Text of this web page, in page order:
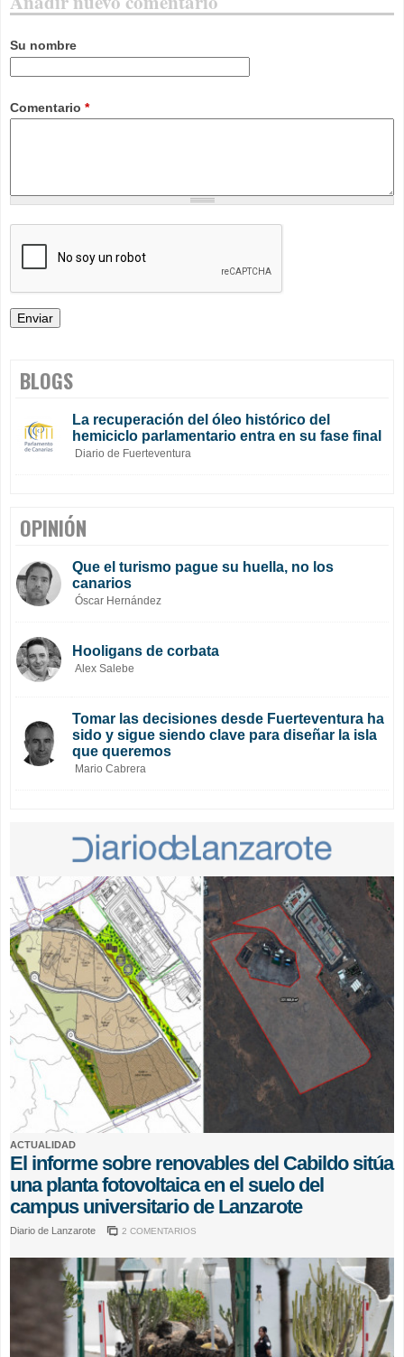
Su nombre
Comentario *
BLOGS
La recuperación del óleo histórico del
hemiciclo parlamentario entra en su fase final
Diario de Fuerteventura
OPINIÓN
Que el turismo pague su huella, no los
canarios
Óscar Hernández
Hooligans de corbata
Alex Salebe
Tomar las decisiones desde Fuerteventura ha
sido y sigue siendo clave para diseñar la isla
que queremos
Mario Cabrera
ACTUALIDAD
El informe sobre renovables del Cabildo sitúa
una planta fotovoltaica en el suelo del
campus universitario de Lanzarote
Diario de Lanzarote 2 COMENTARIOS